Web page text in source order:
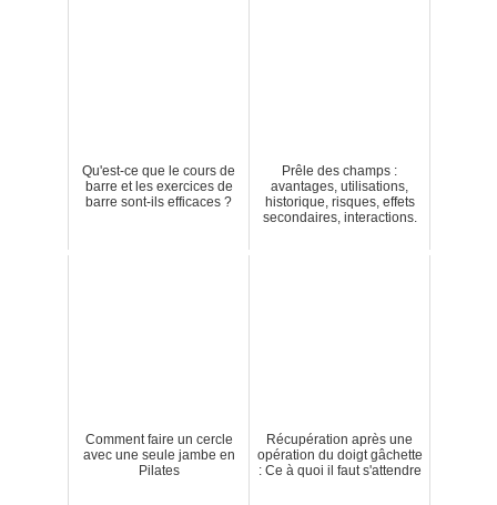
Qu'est-ce que le cours de
barre et les exercices de
barre sont-ils efficaces ?
Prêle des champs :
avantages, utilisations,
historique, risques, effets
secondaires, interactions.
Comment faire un cercle
avec une seule jambe en
Pilates
Récupération après une
opération du doigt gâchette
: Ce à quoi il faut s'attendre